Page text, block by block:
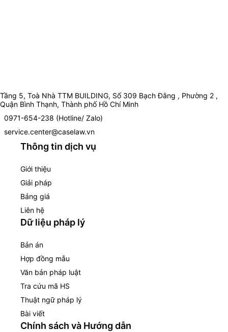
Tầng 5, Toà Nhà TTM BUILDING, Số 309 Bạch Đằng , Phường 2 ,
Quận Bình Thạnh, Thành phố Hồ Chí Minh
0971-654-238 (Hotline/ Zalo)
service.center@caselaw.vn
Thông tin dịch vụ
Giới thiệu
Giải pháp
Bảng giá
Liên hệ
Dữ liệu pháp lý
Bản án
Hợp đồng mẫu
Văn bản pháp luật
Tra cứu mã HS
Thuật ngữ pháp lý
Bài viết
Chính sách và Hướng dẫn